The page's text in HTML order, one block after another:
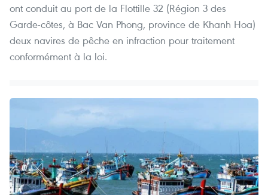
ont conduit au port de la Flottille 32 (Région 3 des
Garde-côtes, à Bac Van Phong, province de Khanh Hoa)
deux navires de pêche en infraction pour traitement
conformément à la loi.